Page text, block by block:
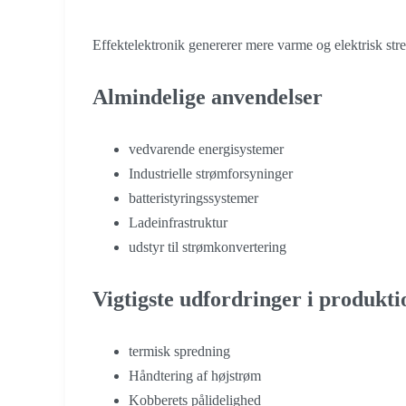
Effektelektronik genererer mere varme og elektrisk
Almindelige anvendelser
vedvarende energisystemer
Industrielle strømforsyninger
batteristyringssystemer
Ladeinfrastruktur
udstyr til strømkonvertering
Vigtigste udfordringer i
termisk spredning
Håndtering af højstrøm
Kobberets pålidelighed